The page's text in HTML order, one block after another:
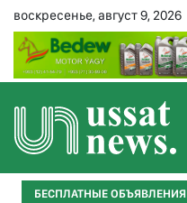
воскресенье, август 9, 2026
БЕСПЛАТНЫЕ ОБЪЯВЛЕНИЯ